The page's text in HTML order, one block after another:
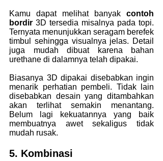
Kamu dapat melihat banyak contoh
bordir 3D tersedia misalnya pada topi.
Ternyata menunjukkan seragam berefek
timbul sehingga visualnya jelas. Detail
juga mudah dibuat karena bahan
urethane di dalamnya telah dipakai.
Biasanya 3D dipakai disebabkan ingin
menarik perhatian pembeli. Tidak lain
disebabkan desain yang ditambahkan
akan terlihat semakin menantang.
Belum lagi kekuatannya yang baik
membuatnya awet sekaligus tidak
mudah rusak.
5. Kombinasi